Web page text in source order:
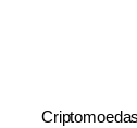
Criptomoedas